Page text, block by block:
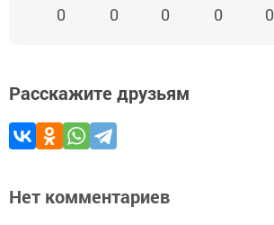
0 0 0 0 0
Расскажите друзьям
Нет комментариев